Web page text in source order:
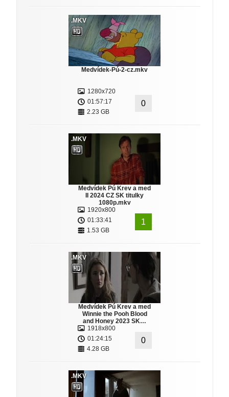
.MKV
Medvídek-Pú-2-cz.mkv
1280x720
01:57:17
2.23 GB
0
.MKV
Medvídek Pú Krev a med
II 2024 CZ SK titulky
1080p.mkv
1920x800
01:33:41
1.53 GB
1
.MKV
Medvídek Pú Krev a med
Winnie the Pooh Blood
and Honey 2023 SK…
1918x800
01:24:15
4.28 GB
0
.MKV